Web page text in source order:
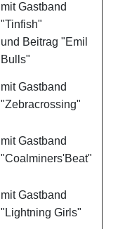
mit Gastband
"Tinfish"
und Beitrag "Emil
Bulls"
mit Gastband
"Zebracrossing"
mit Gastband
"Coalminers'Beat"
mit Gastband
"Lightning Girls"